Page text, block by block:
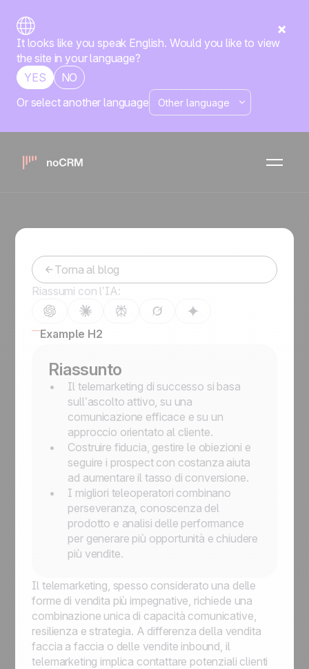
It looks like you speak English. Would you like to view
the site in your language?
YES
NO
Or select another language
Strumenti e automazioni di vendita
9 Consigli per Diventare un
Telemarketer Efficace
Torna al blog
Riassumi con l’IA:
Example H2
Riassunto
Il telemarketing di successo si basa
sull’ascolto attivo, su una
comunicazione efficace e su un
approccio orientato al cliente.
Costruire fiducia, gestire le obiezioni e
seguire i prospect con costanza aiuta
ad aumentare il tasso di conversione.
I migliori teleoperatori combinano
perseveranza, conoscenza del
prodotto e analisi delle performance
per generare più opportunità e chiudere
più vendite.
Il telemarketing, spesso considerato una delle
forme di vendita più impegnative, richiede una
combinazione unica di capacità comunicative,
resilienza e strategia. A differenza della vendita
faccia a faccia o delle vendite inbound, il
telemarketing implica contattare potenziali clienti